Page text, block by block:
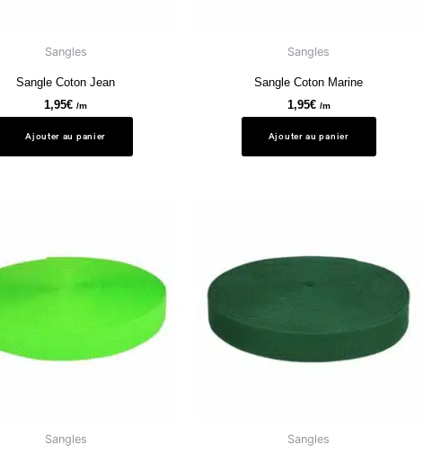
Sangles
Sangle Coton Jean
1,95€ /m
Ajouter au panier
Sangles
Sangle Coton Marine
1,95€ /m
Ajouter au panier
Sangles Sangles